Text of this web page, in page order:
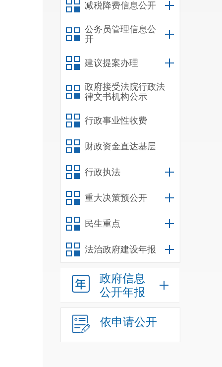
减税降费信息公开
公务员管理信息公
开
建议提案办理
政府接受法院行政法
律文书机构公示
行政事业性收费
财政资金直达基层
行政执法
重大决策预公开
民生重点
法治政府建设年报
政府信息
公开年报
依申请公开